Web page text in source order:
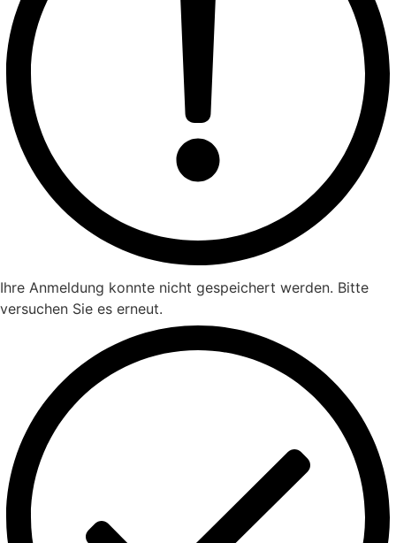
Ihre Anmeldung konnte nicht gespeichert werden. Bitte
versuchen Sie es erneut.